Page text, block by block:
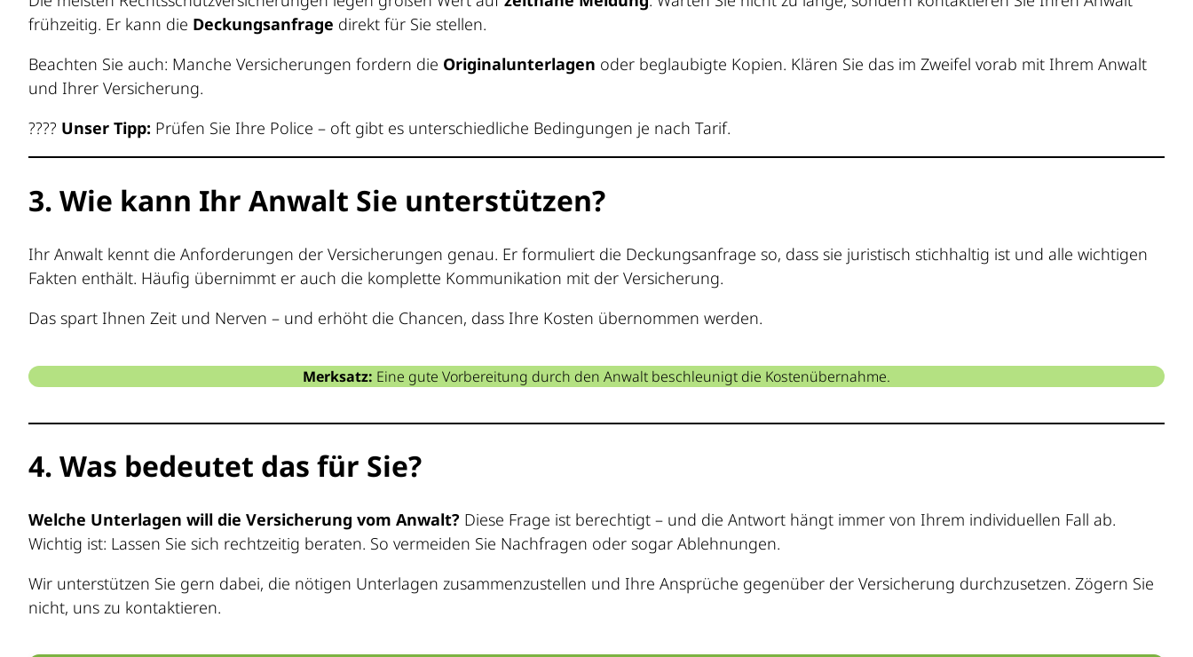
frühzeitig. Er kann die Deckungsanfrage direkt für Sie stellen.
Beachten Sie auch: Manche Versicherungen fordern die Originalunterlagen oder beglaubigte Kopien. Klären Sie das im Zweifel vorab mit Ihrem Anwalt
und Ihrer Versicherung.
???? Unser Tipp: Prüfen Sie Ihre Police – oft gibt es unterschiedliche Bedingungen je nach Tarif.
3. Wie kann Ihr Anwalt Sie unterstützen?
Ihr Anwalt kennt die Anforderungen der Versicherungen genau. Er formuliert die Deckungsanfrage so, dass sie juristisch stichhaltig ist und alle wichtigen
Fakten enthält. Häufig übernimmt er auch die komplette Kommunikation mit der Versicherung.
Das spart Ihnen Zeit und Nerven – und erhöht die Chancen, dass Ihre Kosten übernommen werden.
Merksatz: Eine gute Vorbereitung durch den Anwalt beschleunigt die Kostenübernahme.
4. Was bedeutet das für Sie?
Welche Unterlagen will die Versicherung vom Anwalt? Diese Frage ist berechtigt – und die Antwort hängt immer von Ihrem individuellen Fall ab.
Wichtig ist: Lassen Sie sich rechtzeitig beraten. So vermeiden Sie Nachfragen oder sogar Ablehnungen.
Wir unterstützen Sie gern dabei, die nötigen Unterlagen zusammenzustellen und Ihre Ansprüche gegenüber der Versicherung durchzusetzen. Zögern Sie
nicht, uns zu kontaktieren.